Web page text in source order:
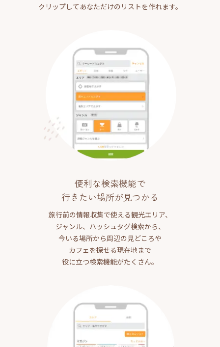
クリップしてあなただけのリストを作れます。
便利な検索機能で
行きたい場所が見つかる
旅行前の情報収集で使える観光エリア、
ジャンル、ハッシュタグ検索から、
今いる場所から周辺の見どころや
カフェを探せる現在地まで
役に立つ検索機能がたくさん。